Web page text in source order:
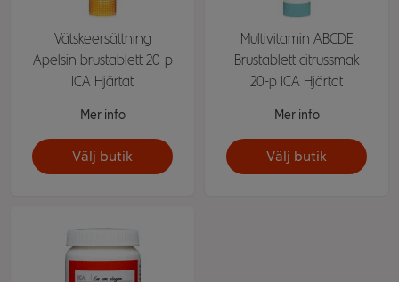
Vätskeersättning
Apelsin brustablett 20-p
ICA Hjärtat
Mer info
Välj butik
Multivitamin ABCDE
Brustablett citrussmak
20-p ICA Hjärtat
Mer info
Välj butik